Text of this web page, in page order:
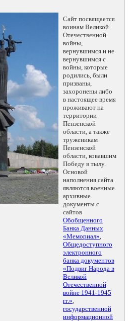
Сайт посвящается
воинам Великой
Отечественной
войны,
вернувшимся и не
вернувшимся с
войны, которые
родились, были
призваны,
захоронены либо
в настоящее время
проживают на
территории
Пензенской
области, а также
труженикам
Пензенской
области, ковавшим
Победу в тылу.
Основой
наполнения сайта
являются военные
архивные
документы с
сайтов
Обобщенного
Банка Данных
«Мемориал»,
Общедоступного
электронного
банка документов
«Подвиг Народа в
Великой
Отечественной
войне 1941-1945
гг.»,
государственной
информационной